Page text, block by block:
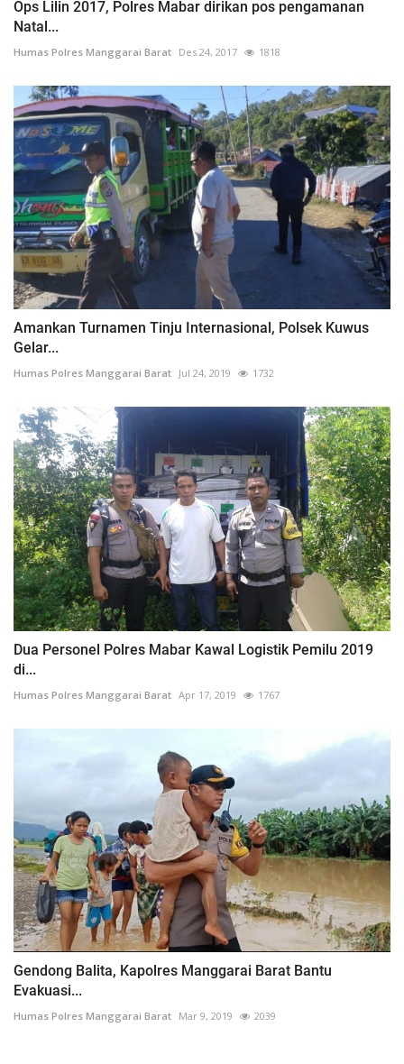
Ops Lilin 2017, Polres Mabar dirikan pos pengamanan
Natal...
Humas Polres Manggarai Barat Des 24, 2017 1818
Amankan Turnamen Tinju Internasional, Polsek Kuwus
Gelar...
Humas Polres Manggarai Barat Jul 24, 2019 1732
Dua Personel Polres Mabar Kawal Logistik Pemilu 2019
di...
Humas Polres Manggarai Barat Apr 17, 2019 1767
Gendong Balita, Kapolres Manggarai Barat Bantu
Evakuasi...
Humas Polres Manggarai Barat Mar 9, 2019 2039